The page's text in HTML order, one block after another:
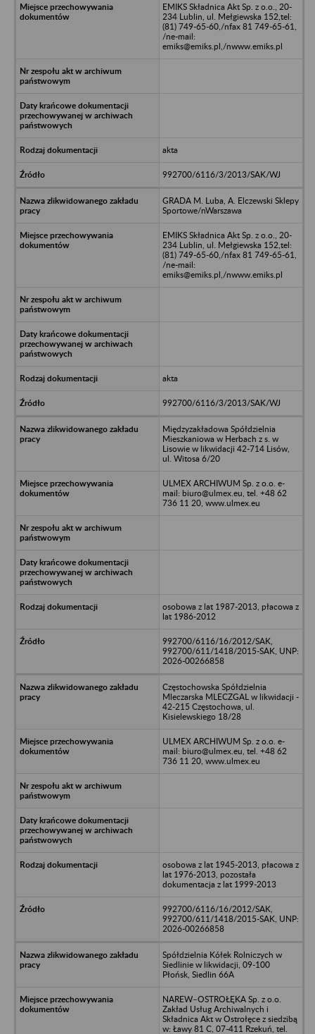
EMIKS Składnica Akt Sp. z o.o., 20-
234 Lublin, ul. Mełgiewska 152,tel:
(81) 749-65-60,/nfax 81 749-65-61,
/ne-mail:
emiks@emiks.pl,/nwww.emiks.pl
akta
992700/6116/3/2013/SAK/WJ
GRADA M. Luba, A. Elczewski Sklepy
Sportowe/nWarszawa
EMIKS Składnica Akt Sp. z o.o., 20-
234 Lublin, ul. Mełgiewska 152,tel:
(81) 749-65-60,/nfax 81 749-65-61,
/ne-mail:
emiks@emiks.pl,/nwww.emiks.pl
akta
992700/6116/3/2013/SAK/WJ
Międzyzakładowa Spółdzielnia
Mieszkaniowa w Herbach z s. w
Lisowie w likwidacji 42-714 Lisów,
ul. Witosa 6/20
ULMEX ARCHIWUM Sp. z o.o. e-
mail: biuro@ulmex.eu, tel. +48 62
736 11 20, www.ulmex.eu
osobowa z lat 1987-2013, płacowa z
lat 1986-2012
992700/6116/16/2012/SAK,
992700/611/1418/2015-SAK, UNP:
2026-00266858
Częstochowska Spółdzielnia
Mleczarska MLECZGAL w likwidacji -
42-215 Częstochowa, ul.
Kisielewskiego 18/28
ULMEX ARCHIWUM Sp. z o.o. e-
mail: biuro@ulmex.eu, tel. +48 62
736 11 20, www.ulmex.eu
osobowa z lat 1945-2013, płacowa z
lat 1976-2013, pozostała
dokumentacja z lat 1999-2013
992700/6116/16/2012/SAK,
992700/611/1418/2015-SAK, UNP:
2026-00266858
Spółdzielnia Kółek Rolniczych w
Siedlinie w likwidacji, 09-100
Płońsk, Siedlin 66A
NAREW–OSTROŁĘKA Sp. z o.o.
Zakład Usług Archiwalnych i
Składnica Akt w Ostrołęce z siedzibą
w: Ławy 81 C, 07-411 Rzekuń, tel.